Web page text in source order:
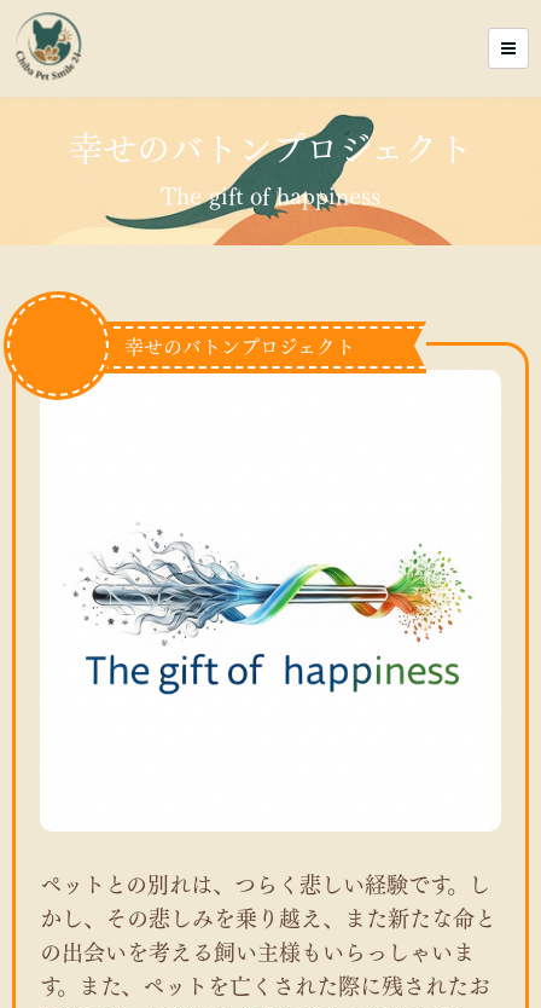
幸せのバトンプロジェクト
The gift of happiness
幸せのバトンプロジェクト
ペットとの別れは、つらく悲しい経験です。し
かし、その悲しみを乗り越え、また新たな命と
の出会いを考える飼い主様もいらっしゃいま
す。また、ペットを亡くされた際に残されたお